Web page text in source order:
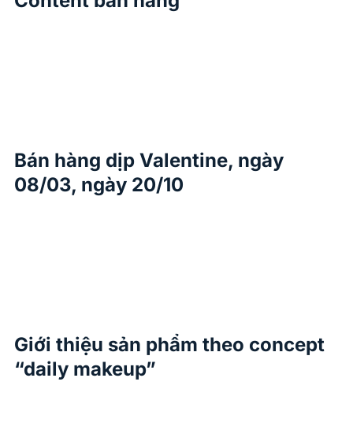
Bán hàng dịp Valentine, ngày
08/03, ngày 20/10
Giới thiệu sản phẩm theo concept
“daily makeup”